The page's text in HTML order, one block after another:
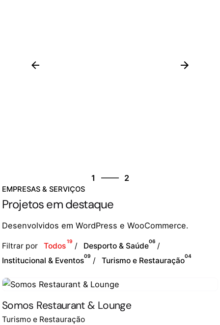
1
1
2
EMPRESAS & SERVIÇOS
Projetos em destaque
Desenvolvidos em WordPress e WooCommerce.
Filtrar por Todos19 Desporto & Saúde06
Institucional & Eventos09 Turismo e Restauração04
Somos Restaurant & Lounge
Turismo e Restauração